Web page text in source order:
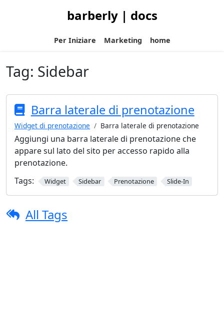
barberly | docs
Per Iniziare Marketing home
Tag: Sidebar
Barra laterale di prenotazione
Widget di prenotazione Barra laterale di prenotazione
Aggiungi una barra laterale di prenotazione che
appare sul lato del sito per accesso rapido alla
prenotazione.
Tags:
Widget Sidebar Prenotazione Slide-In
All Tags